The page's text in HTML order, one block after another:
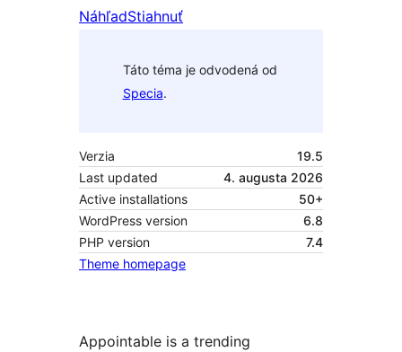
NáhľadStiahnuť
Táto téma je odvodená od
Specia.
Verzia
19.5
Last updated
4. augusta 2026
Active installations
50+
WordPress version
6.8
PHP version
7.4
Theme homepage
Appointable is a trending